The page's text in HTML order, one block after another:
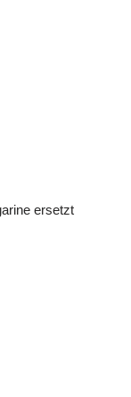
ersetzt